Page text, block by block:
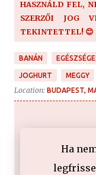
HASZNÁLD FEL,
SZERZŐI JOG
TEKINTETTEL! 😊
BANÁN
JOGHURT MEGGY
Location: BUDAPEST,
Ha